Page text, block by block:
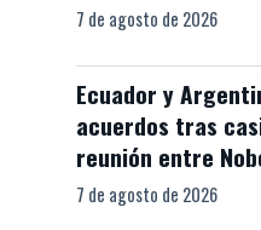
7 de agosto de 2026
Ecuador y
acuerdos tras
reunión entre
7 de agosto de 2026